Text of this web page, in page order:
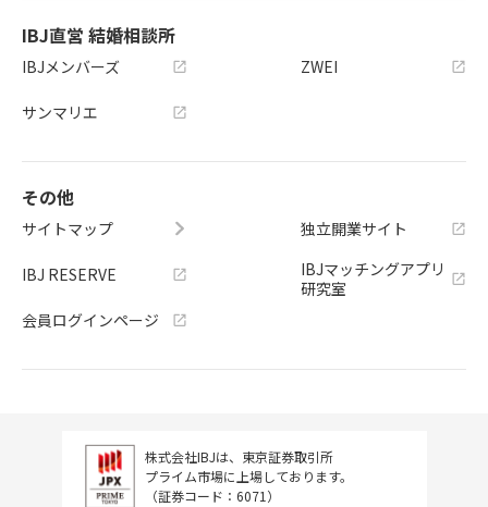
IBJ直営 結婚相談所
IBJメンバーズ
サンマリエ
ZWEI
その他
サイトマップ
IBJ RESERVE
会員ログインページ
独立開業サイト
IBJマッチングアプリ
研究室
株式会社IBJは、東京証券取引所
プライム市場に上場しております。
（証券コード：6071）